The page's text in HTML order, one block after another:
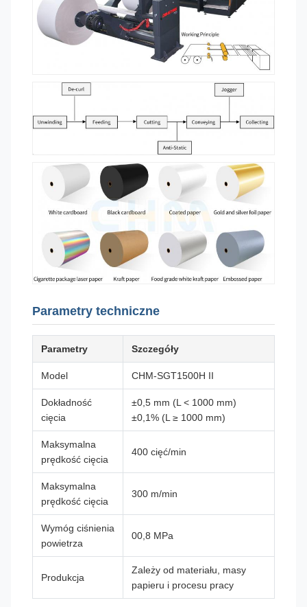
Parametry techniczne
Parametry Szczegóły
Model CHM-SGT1500H II
Dokładność
cięcia
±0,5 mm (L < 1000 mm)
±0,1% (L ≥ 1000 mm)
Maksymalna
prędkość cięcia
400 cięć/min
Maksymalna
prędkość cięcia
300 m/min
Wymóg ciśnienia
powietrza
00,8 MPa
Produkcja
Zależy od materiału, masy
papieru i procesu pracy